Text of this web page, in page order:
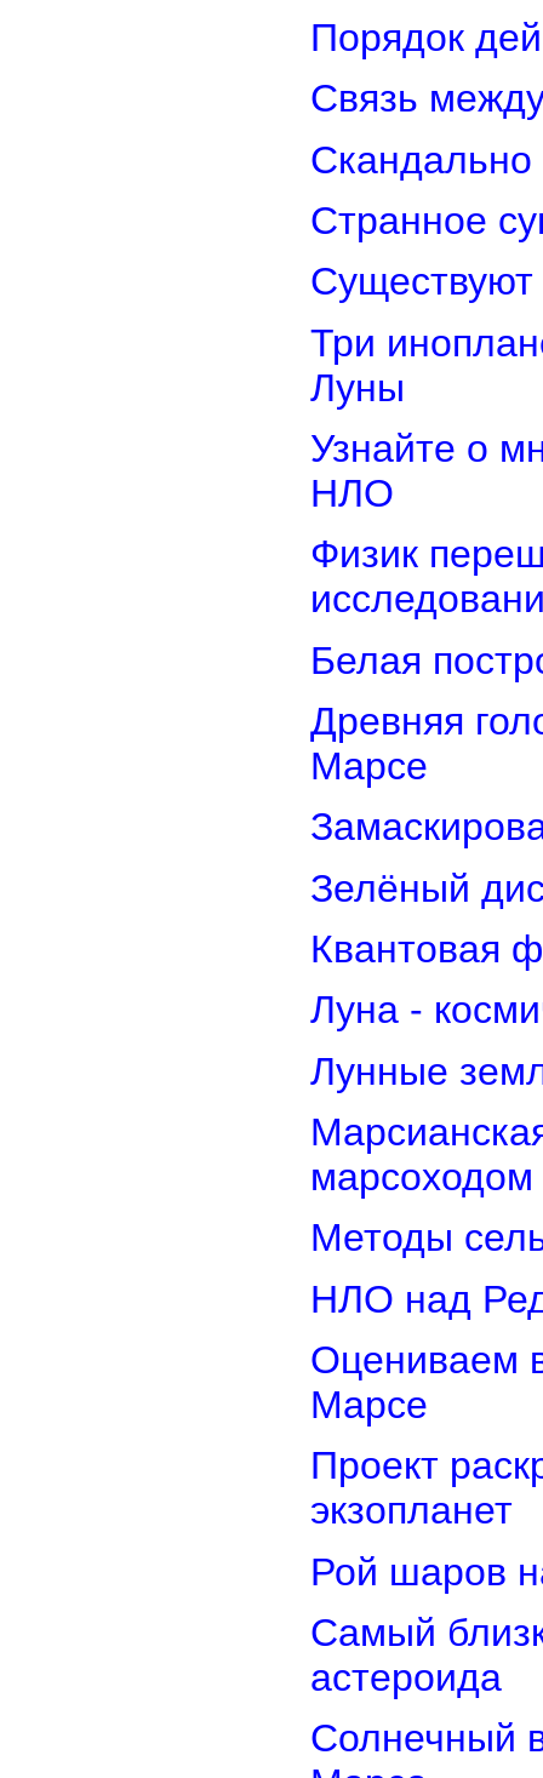
Порядок
Связь
Странное
Три
Луны
Узнайте о
НЛО
Физик
Белая
Древняя
Марсе
Зелёный
Квантовая
Луна -
Лунные
марсоходом
Методы
НЛО над
Оцениваем
Марсе
Проект
экзопланет
Рой шаров
Самый
астероида
Солнечный